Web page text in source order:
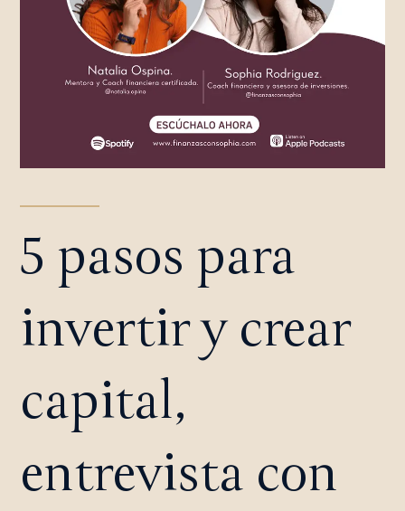
5 pasos para
invertir y crear
capital,
entrevista con